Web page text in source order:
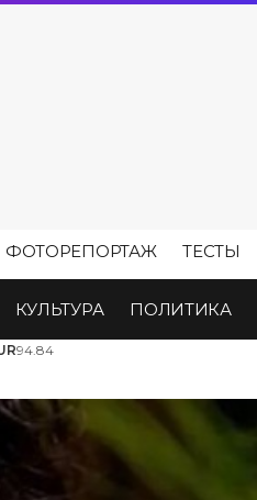
ФОТОРЕПОРТАЖ ТЕСТЫ
КУЛЬТУРА ПОЛИТИКА
94.84